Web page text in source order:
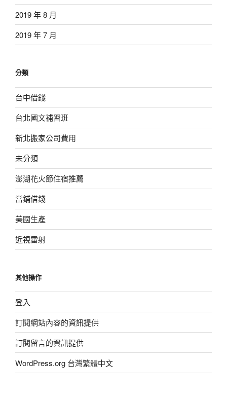
2019 年 8 月
2019 年 7 月
分類
台中借錢
台北國文補習班
新北搬家公司費用
未分類
澎湖花火節住宿推薦
當鋪借錢
美國生產
近視雷射
其他操作
登入
訂閱網站內容的資訊提供
訂閱留言的資訊提供
WordPress.org 台灣繁體中文